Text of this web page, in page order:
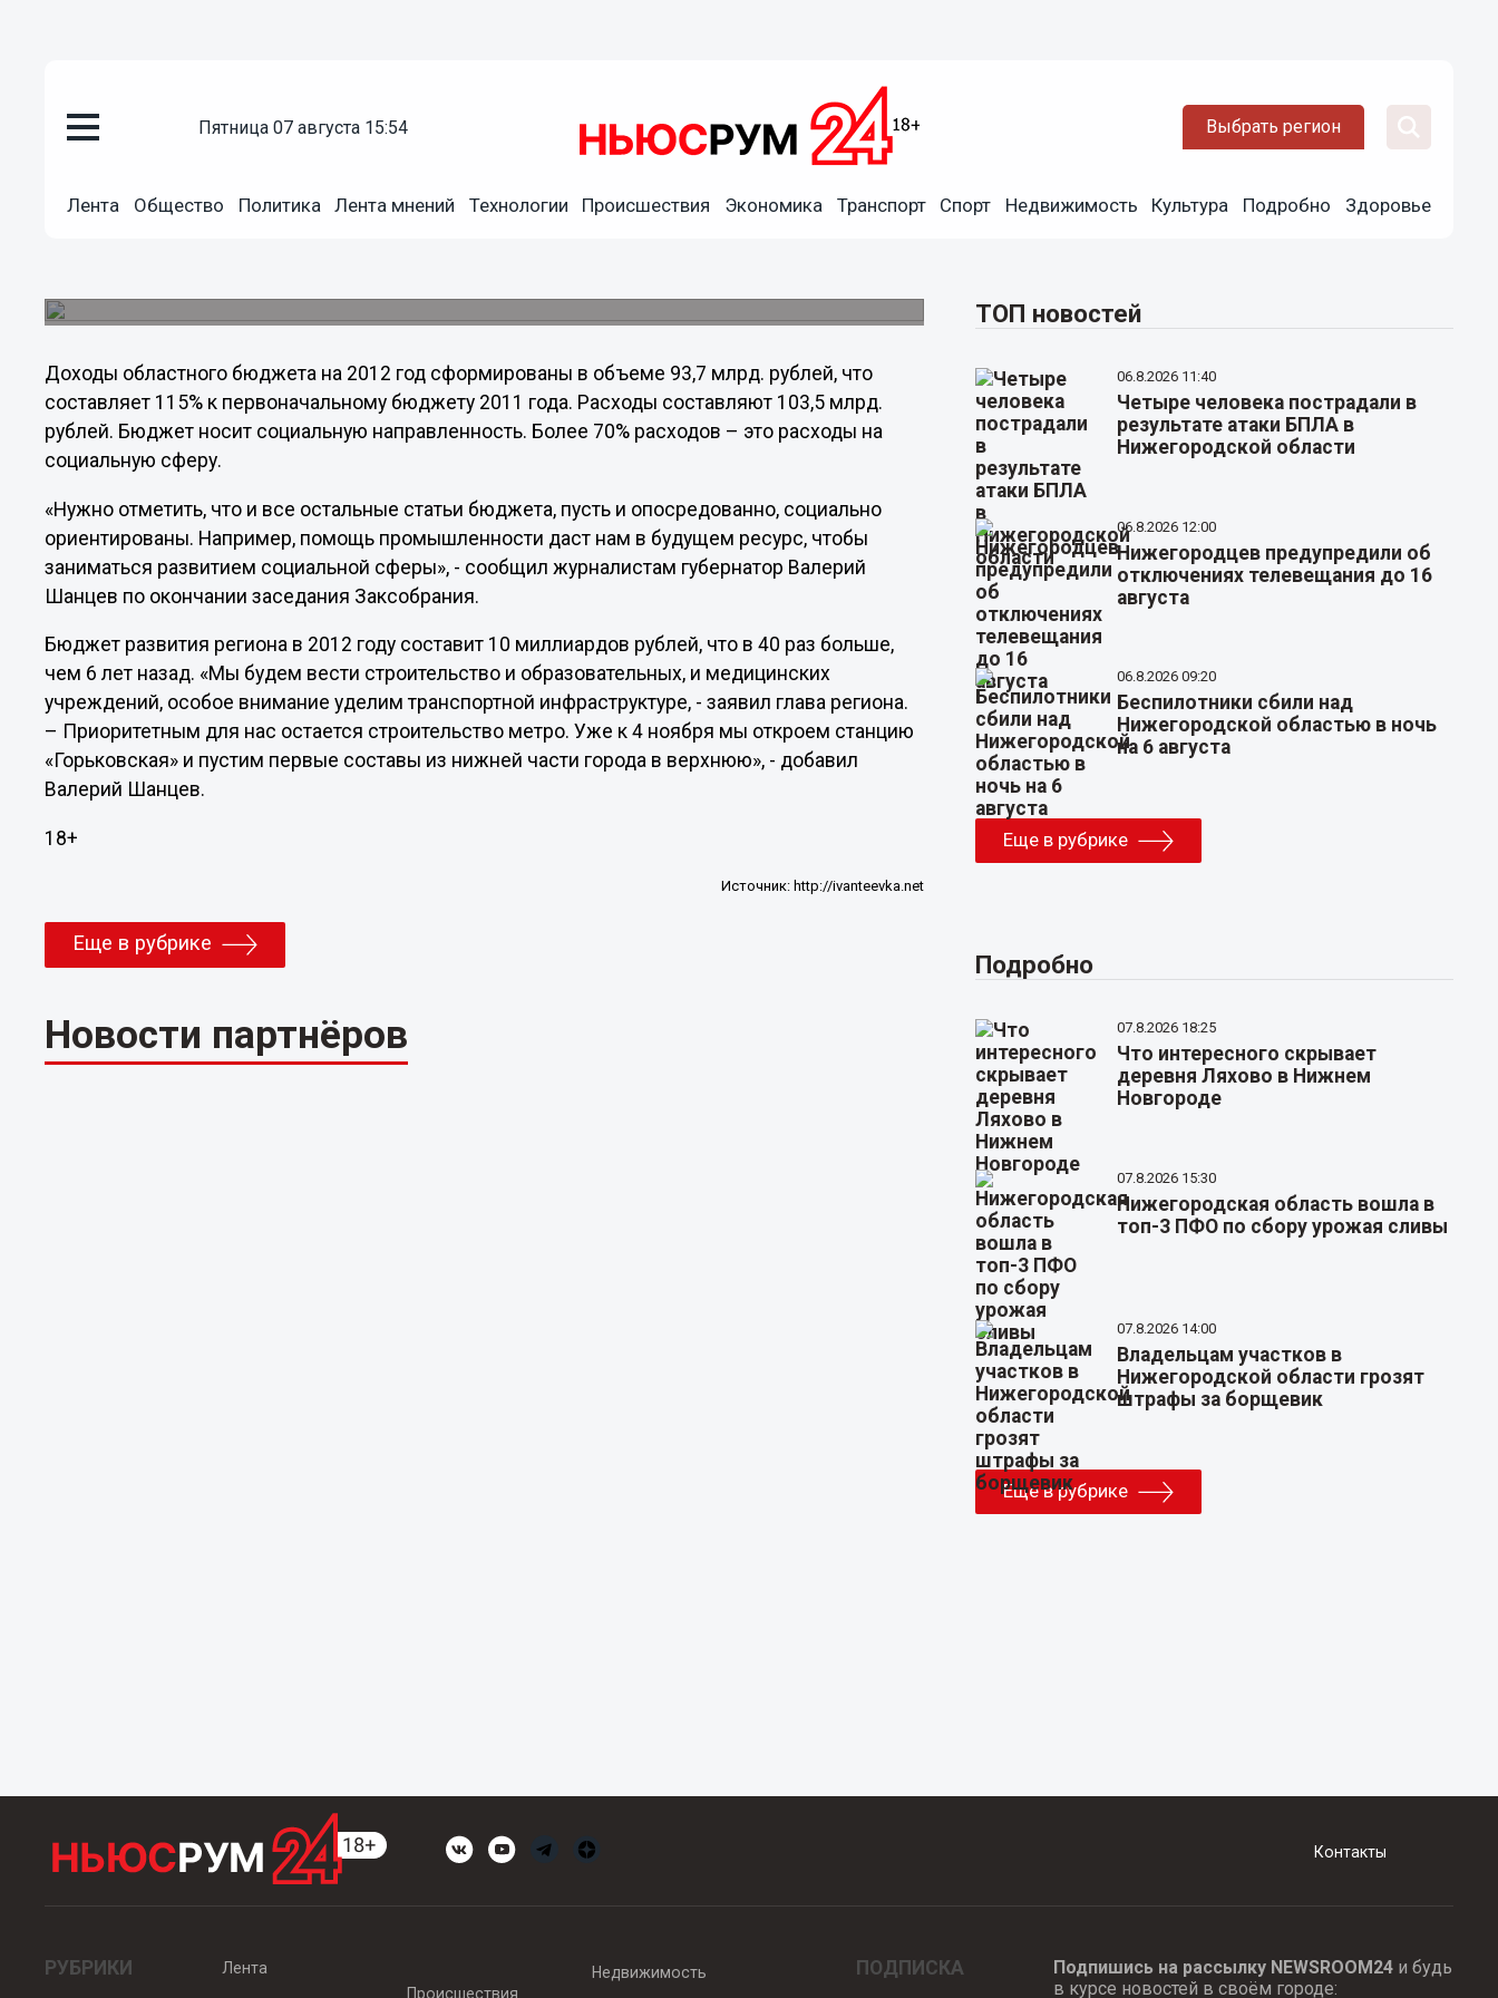
пятница 07 августа 15:54 Выбрать регион
Лента Общество Политика Лента мнений Технологии Происшествия Экономика Транспорт Спорт Недвижимость Культура Подробно Здоровье
Утвержден бюджет Нижегородской области на 2012 год
Доходы областного бюджета на 2012 год сформированы в объеме 93,7 млрд. рублей, что
составляет 115% к первоначальному бюджету 2011 года. Расходы составляют 103,5 млрд.
рублей. Бюджет носит социальную направленность. Более 70% расходов – это расходы на
социальную сферу.
«Нужно отметить, что и все остальные статьи бюджета, пусть и опосредованно, социально
ориентированы. Например, помощь промышленности даст нам в будущем ресурс, чтобы
заниматься развитием социальной сферы», - сообщил журналистам губернатор Валерий
Шанцев по окончании заседания Заксобрания.
Бюджет развития региона в 2012 году составит 10 миллиардов рублей, что в 40 раз больше,
чем 6 лет назад. «Мы будем вести строительство и образовательных, и медицинских
учреждений, особое внимание уделим транспортной инфраструктуре, - заявил глава региона.
– Приоритетным для нас остается строительство метро. Уже к 4 ноября мы откроем станцию
«Горьковская» и пустим первые составы из нижней части города в верхнюю», - добавил
Валерий Шанцев.
18+
Источник: http://ivanteevka.net
Еще в рубрике
Новости партнёров
ТОП новостей
06.8.2026 11:40
Четыре человека пострадали в
результате атаки БПЛА в
Нижегородской области
06.8.2026 12:00
Нижегородцев предупредили об
отключениях телевещания до 16
августа
06.8.2026 09:20
Беспилотники сбили над
Нижегородской областью в ночь
на 6 августа
Еще в рубрике
Подробно
07.8.2026 18:25
Что интересного скрывает
деревня Ляхово в Нижнем
Новгороде
07.8.2026 15:30
Нижегородская область вошла в
топ-3 ПФО по сбору урожая сливы
07.8.2026 14:00
Владельцам участков в
Нижегородской области грозят
штрафы за борщевик
Еще в рубрике
Контакты
РУБРИКИ
Лента
Происшествия
Недвижимость ПОДПИСКА Подпишись на рассылку NEWSROOM24и будь
в курсе новостей в своём городе: